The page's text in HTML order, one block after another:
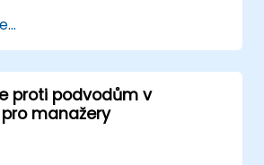
jakým se může společnost
chránit před riziky
praním peněz a
financováním.
může být společnost cílem
– a vysvětlit, které
proti podvodům v
manažery